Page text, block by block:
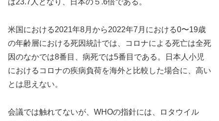
は23.7人となり、日本の５.6倍である。
米国における2021年8月から2022年7月における0〜19歳
の年齢層における死因統計では、コロナによる死亡は全死
因のなかでは8番目、病死では5番目である。日本人小児
におけるコロナの疾病負荷を海外と比較した場合に、高い
とは思えない。
会議では触れてないが、WHOの指針には、ロタウイル